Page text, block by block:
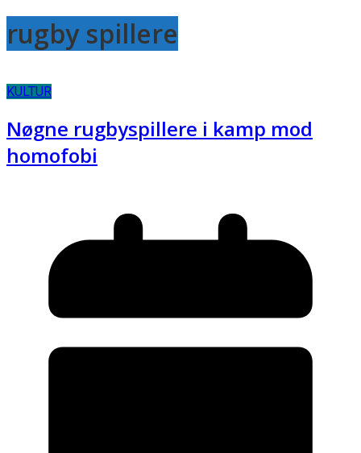
rugby spillere
KULTUR
Nøgne rugbyspillere i kamp mod
homofobi